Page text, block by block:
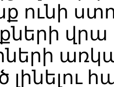
ունի
վրա
լինելու